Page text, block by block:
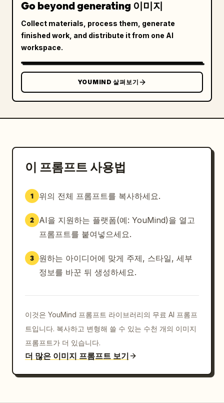
Go beyond generating 이미지
Collect materials, process them, generate
finished work, and distribute it from one AI
workspace.
YOUMIND 살펴보기
이 프롬프트 사용법
1 위의 전체 프롬프트를 복사하세요.
2
AI을 지원하는 플랫폼(예: YouMind)을 열고
프롬프트를 붙여넣으세요.
3
원하는 아이디어에 맞게 주제, 스타일, 세부
정보를 바꾼 뒤 생성하세요.
이것은 YouMind 프롬프트 라이브러리의 무료 AI 프롬프
트입니다. 복사하고 변형해 쓸 수 있는 수천 개의 이미지
프롬프트가 더 있습니다.
더 많은 이미지 프롬프트 보기